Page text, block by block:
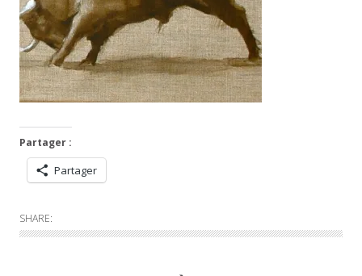
Partager :
Partager
SHARE: